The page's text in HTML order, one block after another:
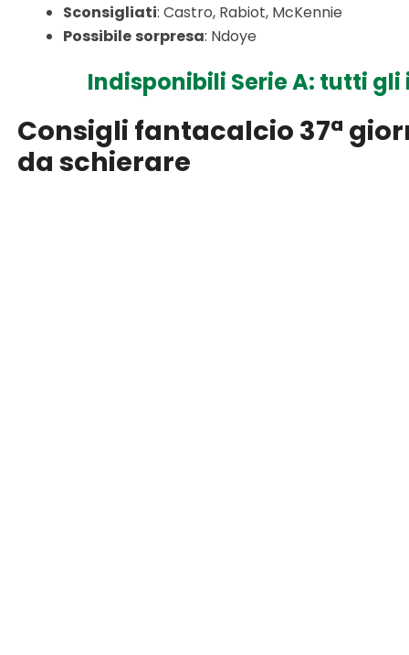
Sconsigliati: Castro, Rabiot, McKennie
Possibile sorpresa: Ndoye
Indisponibili Serie A: tutti
Consigli fantacalcio 37ª
da schierare